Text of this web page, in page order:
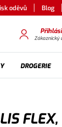
oděvů Blog
Zákaznický
DROGERIE
FLEX,